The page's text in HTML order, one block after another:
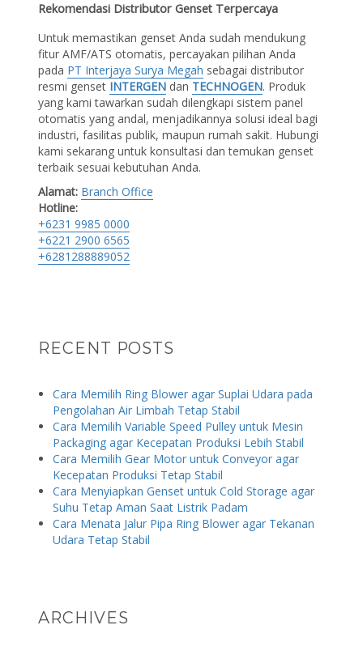
Rekomendasi Distributor Genset Terpercaya
Untuk memastikan genset Anda sudah mendukung
fitur AMF/ATS otomatis, percayakan pilihan Anda
pada PT Interjaya Surya Megah sebagai distributor
resmi genset INTERGEN dan TECHNOGEN. Produk
yang kami tawarkan sudah dilengkapi sistem panel
otomatis yang andal, menjadikannya solusi ideal bagi
industri, fasilitas publik, maupun rumah sakit. Hubungi
kami sekarang untuk konsultasi dan temukan genset
terbaik sesuai kebutuhan Anda.
Alamat: Branch Office
Hotline:
+6231 9985 0000
+6221 2900 6565
+6281288889052
RECENT POSTS
Cara Memilih Ring Blower agar Suplai Udara pada
Pengolahan Air Limbah Tetap Stabil
Cara Memilih Variable Speed Pulley untuk Mesin
Packaging agar Kecepatan Produksi Lebih Stabil
Cara Memilih Gear Motor untuk Conveyor agar
Kecepatan Produksi Tetap Stabil
Cara Menyiapkan Genset untuk Cold Storage agar
Suhu Tetap Aman Saat Listrik Padam
Cara Menata Jalur Pipa Ring Blower agar Tekanan
Udara Tetap Stabil
ARCHIVES